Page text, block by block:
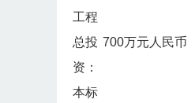
工程
总投
资：
700万元人民币
本标